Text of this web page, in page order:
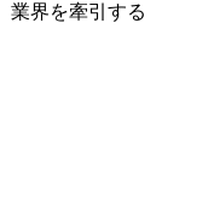
業界を牽引する